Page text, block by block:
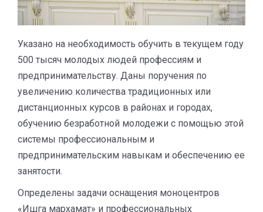
Указано на необходимость обучить в текущем году
500 тысяч молодых людей профессиям и
предпринимательству. Даны поручения по
увеличению количества традиционных или
дистанционных курсов в районах и городах,
обучению безработной молодежи с помощью этой
системы профессиональным и
предпринимательским навыкам и обеспечению ее
занятости.
Определены задачи оснащения моноцентров
«Ишга мархамат» и профессиональных